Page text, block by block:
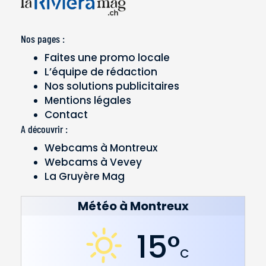
Nos pages :
Faites une promo locale
L’équipe de rédaction
Nos solutions publicitaires
Mentions légales
Contact
A découvrir :
Webcams à Montreux
Webcams à Vevey
La Gruyère Mag
Météo à Montreux
15°C